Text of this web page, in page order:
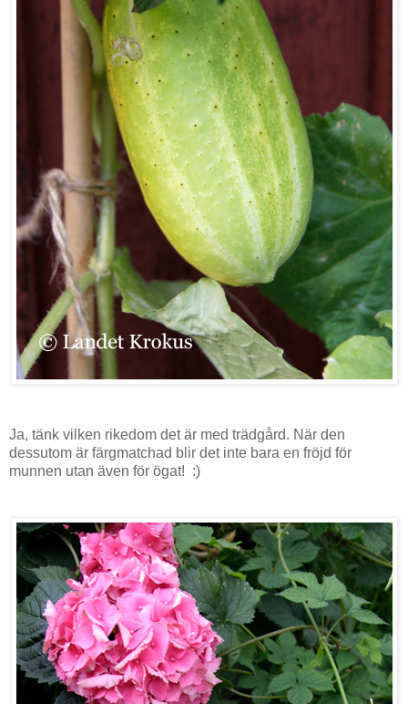
Ja, tänk vilken rikedom det är med trädgård. När den
dessutom är färgmatchad blir det inte bara en fröjd för
munnen utan även för ögat! :)